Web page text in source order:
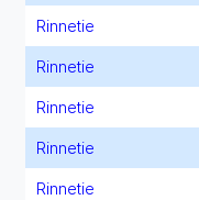
Rinnetie
Rinnetie
Rinnetie
Rinnetie
Rinnetie